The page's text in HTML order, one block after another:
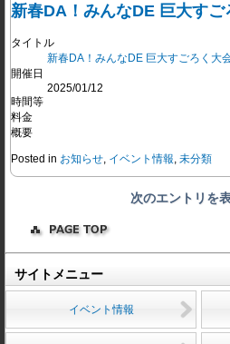
新春DA！みんなDE 巨大すご
タイトル
新春DA！みんなDE 巨大すごろく大
開催日
2025/01/12
時間等
料金
概要
Posted in お知らせ, イベント情報, 未分類
次のエントリを
サイトメニュー
イベント情報